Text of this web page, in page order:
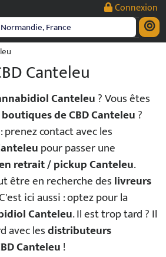
Connexion
Canteleu
Canteleu? Vous êtes
boutiques de CBD Canteleu?
contact avec les
pour passer une
retrait / pickup Canteleu.
être en recherche deslivreurs
ici aussi : optez pour la
Canteleu. Il est trop tard ? Il
avec lesdistributeurs
Canteleu!